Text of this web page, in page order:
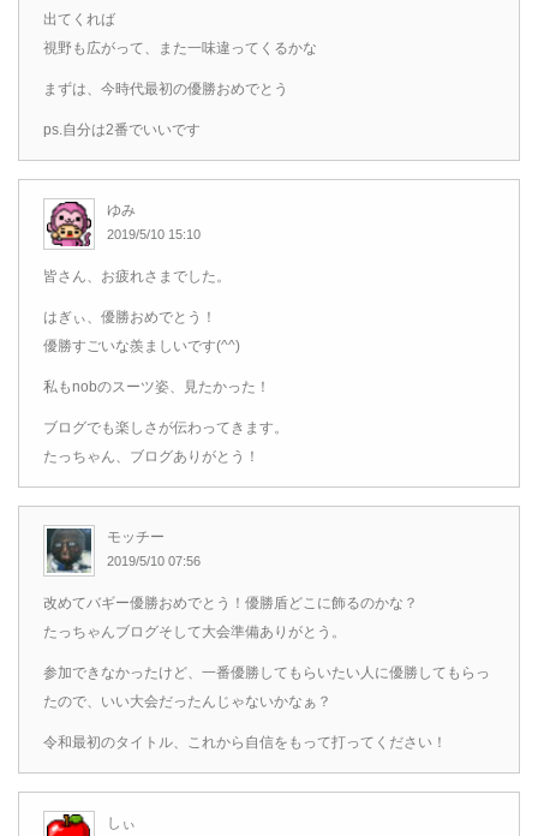
出てくれば
視野も広がって、また一味違ってくるかな
まずは、今時代最初の優勝おめでとう
ps.自分は2番でいいです
ゆみ
2019/5/10 15:10
皆さん、お疲れさまでした。
はぎぃ、優勝おめでとう！
優勝すごいな羨ましいです(^^)
私もnobのスーツ姿、見たかった！
ブログでも楽しさが伝わってきます。
たっちゃん、ブログありがとう！
モッチー
2019/5/10 07:56
改めてバギー優勝おめでとう！優勝盾どこに飾るのかな？
たっちゃんブログそして大会準備ありがとう。
参加できなかったけど、一番優勝してもらいたい人に優勝してもらっ
たので、いい大会だったんじゃないかなぁ？
令和最初のタイトル、これから自信をもって打ってください！
しぃ